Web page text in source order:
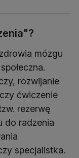
mózgu
rozwijanie
ćwiczenie
rezerwę
do radzenia
specjalistka.